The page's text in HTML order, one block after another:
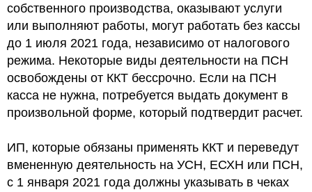
собственного производства, оказывают услуги
или выполняют работы, могут работать без кассы
до 1 июля 2021 года, независимо от налогового
режима. Некоторые виды деятельности на ПСН
освобождены от ККТ бессрочно. Если на ПСН
касса не нужна, потребуется выдать документ в
произвольной форме, который подтвердит расчет.
ИП, которые обязаны применять ККТ и переведут
вмененную деятельность на УСН, ЕСХН или ПСН,
с 1 января 2021 года должны указывать в чеках